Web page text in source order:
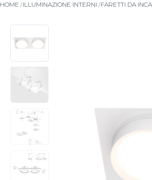
HOME ILLUMINAZIONE INTERNI FARETTI DA